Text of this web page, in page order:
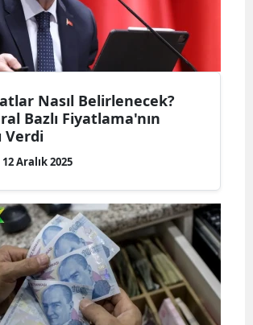
Nasıl Belirlenecek?
Bazlı Fiyatlama'nın
Verdi
12 Aralık 2025